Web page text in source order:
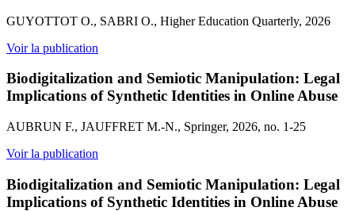
GUYOTTOT O., SABRI O., Higher Education Quarterly, 2026
Voir la publication
Biodigitalization and Semiotic Manipulation: Legal
Implications of Synthetic Identities in Online Abuse
AUBRUN F., JAUFFRET M.-N., Springer, 2026, no. 1-25
Voir la publication
Biodigitalization and Semiotic Manipulation: Legal
Implications of Synthetic Identities in Online Abuse